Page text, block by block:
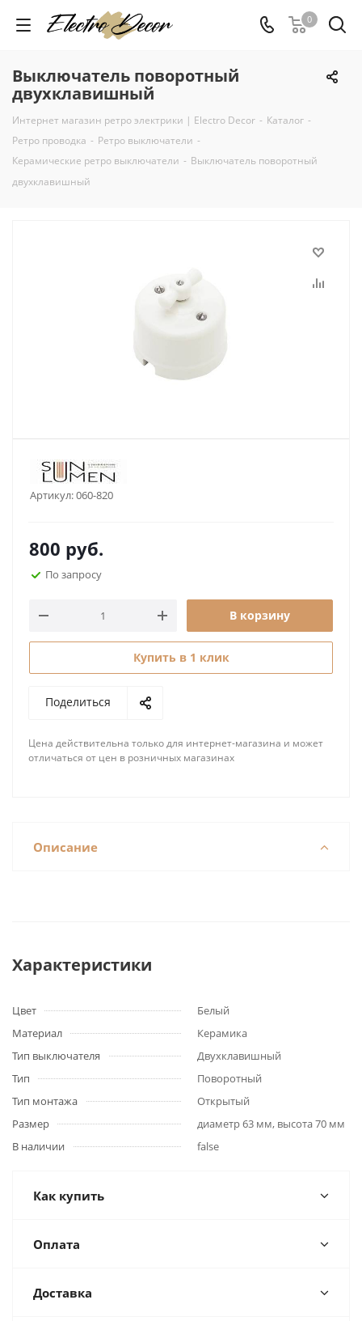
0
Выключатель поворотный
двухклавишный
Интернет магазин ретро электрики | Electro Decor - Каталог -
Ретро проводка - Ретро выключатели -
Керамические ретро выключатели - Выключатель поворотный
двухклавишный
Артикул:060-820
800 руб.
По запросу
В корзину
Купить в 1 клик
Поделиться
Цена действительна только для интернет-магазина и может
отличаться от цен в розничных магазинах
Описание
Характеристики
Цвет
Белый
Материал
Керамика
Тип выключателя
Двухклавишный
Тип
Поворотный
Тип монтажа
Открытый
Размер
диаметр 63 мм, высота 70 мм
В наличии
false
Как купить
Оплата
Доставка